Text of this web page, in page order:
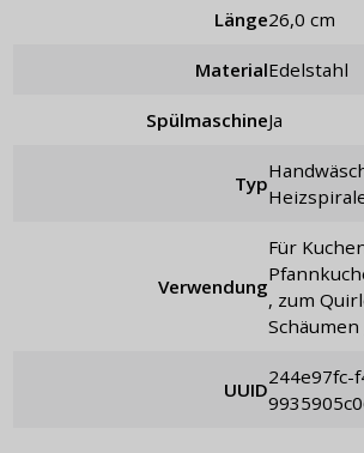
Länge 26,0 cm
Material Edelstahl
Spülmaschine Ja
Typ
Handwäsche , federbelastet ,
Verwendung
für Kuchen , für Eier , für
, zum
UUID
244e97fc-f479-4988-b4d1-